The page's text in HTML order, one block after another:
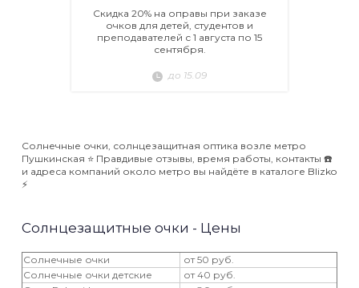
Скидка 20% на оправы при заказе
очков для детей, студентов и
преподавателей с 1 августа по 15
сентября.
до 15.09
Солнечные очки, солнцезащитная оптика возле метро
Пушкинская ⭐️ Правдивые отзывы, время работы, контакты ☎️
и адреса компаний около метро вы найдёте в каталоге Blizko
⚡️
Солнцезащитные очки - Цены
Солнечные очки
от 50 руб.
Солнечные очки детские
от 40 руб.